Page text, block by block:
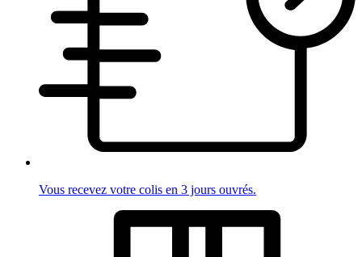
Vous recevez votre colis en 3 jours ouvrés.